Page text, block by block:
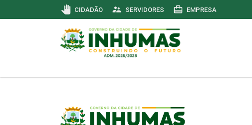
pan_tool CIDADÃO supervisor_account SERVIDORES card_travel EMPRESA